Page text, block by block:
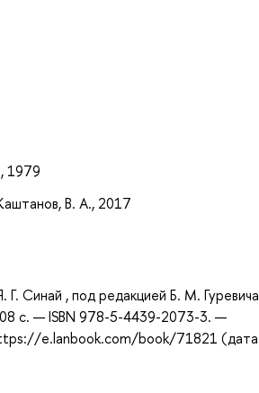
1979
В. А., 2017
Синай , под редакцией Б. М. Гуревича
с. — ISBN 978-5-4439-2073-3. —
e.lanbook.com/book/71821 (дата